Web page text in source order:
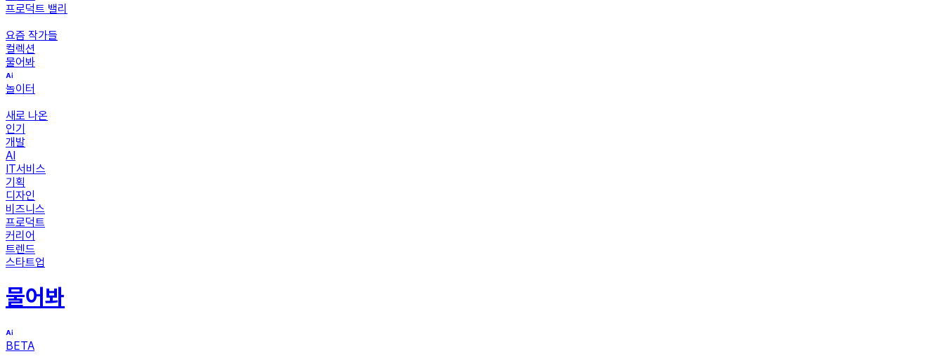
프로덕트 밸리
요즘 작가들
컬렉션
물어봐
놀이터
새로 나온
인기
개발
AI
IT서비스
기획
디자인
비즈니스
프로덕트
커리어
트렌드
스타트업
물어봐
BETA